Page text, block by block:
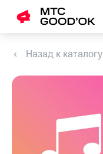
Назад к каталогу